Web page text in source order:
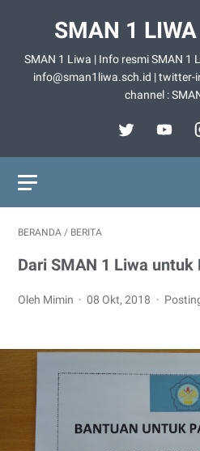
SMAN 1
SMAN 1 Liwa | Info resmi SMAN 1
info@sman1liwa.sch.id | twitter-
channel :
BERANDA / BERITA
Dari SMAN 1 Liwa untuk
Oleh Mimin 08 Okt, 2018